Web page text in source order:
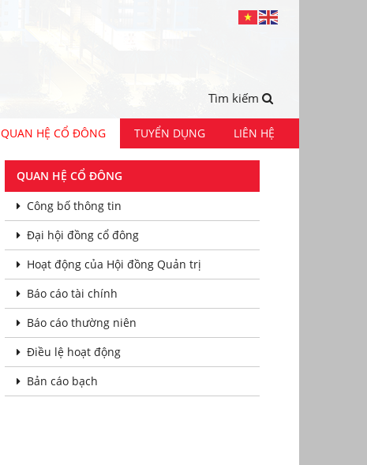
Tìm kiếm
QUAN HỆ CỔ ĐÔNG TUYỂN DỤNG LIÊN HỆ
QUAN HỆ CỔ ĐÔNG
Công bố thông tin
Đại hội đồng cổ đông
Hoạt động của Hội đồng Quản trị
Báo cáo tài chính
Báo cáo thường niên
Điều lệ hoạt động
Bản cáo bạch